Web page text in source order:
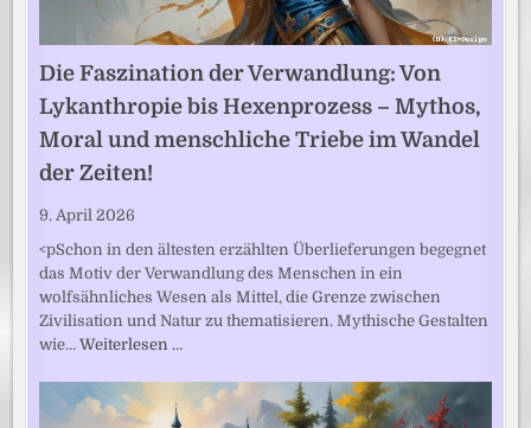
Die Faszination der Verwandlung: Von
Lykanthropie bis Hexenprozess – Mythos,
Moral und menschliche Triebe im Wandel
der Zeiten!
9. April 2026
<pSchon in den ältesten erzählten Überlieferungen begegnet
das Motiv der Verwandlung des Menschen in ein
wolfsähnliches Wesen als Mittel, die Grenze zwischen
Zivilisation und Natur zu thematisieren. Mythische Gestalten
wie…Weiterlesen …